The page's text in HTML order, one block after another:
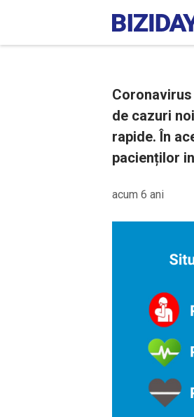
de cazuri
rapide. În
pacienților
acum 6 ani